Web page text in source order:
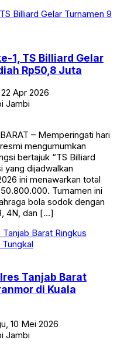
1, TS Billiard Gelar
Rp50,8 Juta
Apr 2026
Jambi
– Memperingati hari
mengumumkan
bertajuk “TS Billiard
yang dijadwalkan
ini menawarkan total
Turnamen ini
bola sodok dengan
4N, dan […]
Tanjab Barat
di Kuala
10 Mei 2026
Jambi